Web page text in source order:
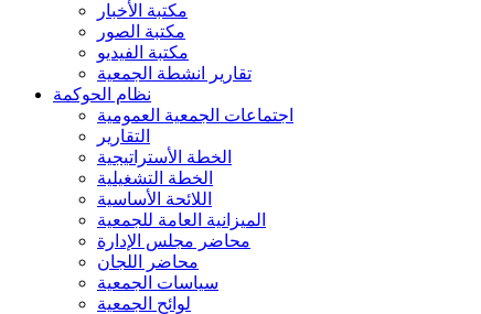
مكتبة الأخبار
مكتبة الصور
مكتبة الفيديو
تقارير انشطة الجمعية
نظام الحوكمة
اجتماعات الجمعية العمومية
التقارير
الخطة الأستراتيجية
الخطة التشغيلية
اللائحة الأساسية
الميزانية العامة للجمعية
محاضر مجلس الإدارة
محاضر اللجان
سياسات الجمعية
لوائح الجمعية